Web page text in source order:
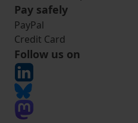
Pay safely
PayPal
Credit Card
Follow us on